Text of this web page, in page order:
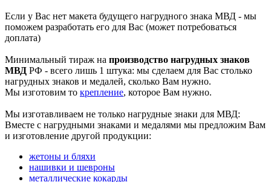
Если у Вас нет макета будущего нагрудного знака МВД - мы
поможем разработать его для Вас (может потребоваться
доплата)
Минимальный тираж на производство нагрудных знаков
МВД РФ - всего лишь 1 штука: мы сделаем для Вас столько
нагрудных знаков и медалей, сколько Вам нужно.
Мы изготовим то крепление, которое Вам нужно.
Мы изготавливаем не только нагрудные знаки для МВД:
Вместе с нагрудными знаками и медалями мы предложим Вам
и изготовление другой продукции:
жетоны и бляхи
нашивки и шевроны
металлические кокарды